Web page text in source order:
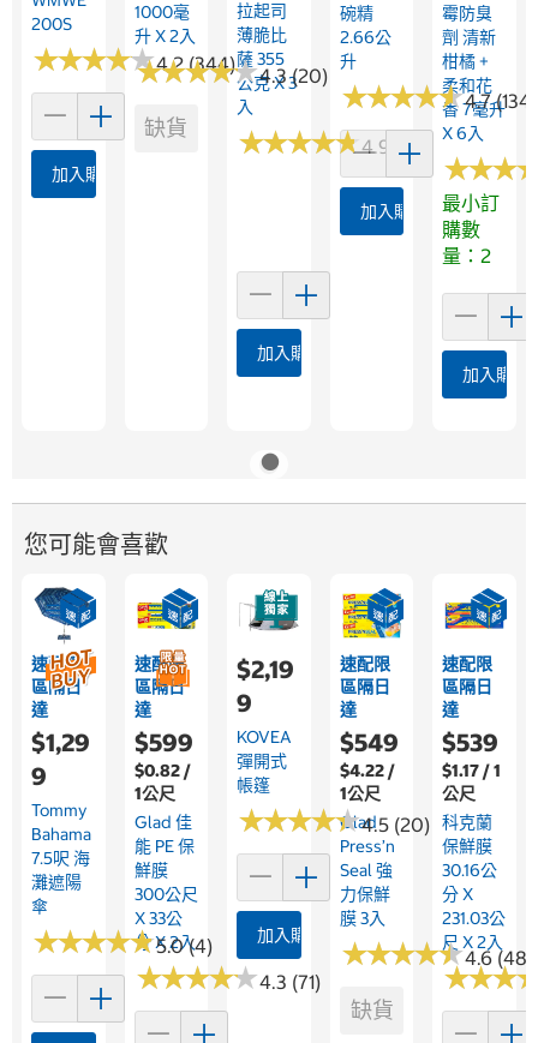
200S
★★★★★
★★★★★4.2 (344)
加入購物車
1000毫
升 X 2入
★★★★★
★★★★★4.3 (20)
缺貨
拉起司
薄脆比
薩 355
公克 X 3
入
★★★★★
★★★★★4.9 (13)
加入購物車
碗精
2.66公
升
★★★★★
★★★★★4.7 (134)
加入購物車
霉防臭
劑 清新
柑橘 +
柔和花
香 7毫升
X 6入
★★★
★★★
最小訂
購數
量：2
加入購物
您可能會喜歡
速配限
區隔日
達
$1,29
9
Tommy
Bahama
7.5呎 海
灘遮陽
傘
★★★★★
★★★★★5.0 (4)
速配限
區隔日
達
$599
$0.82 /
1公尺
Glad 佳
能 PE 保
鮮膜
300公尺
X 33公
分 X 2入
★★★★★
★★★★★4.3 (71)
$2,19
9
KOVEA
彈開式
帳篷
★★★★★
★★★★★4.5 (20)
加入購物車
速配限
區隔日
達
$549
$4.22 /
1公尺
Glad
Press’n
Seal 強
力保鮮
膜 3入
★★★★★
★★★★★4.6
缺貨
速配限
區隔日
達
$539
$1.17 / 1
公尺
科克蘭
保鮮膜
30.16公
分 X
231.03公
尺 X 2入
★★★
★★★